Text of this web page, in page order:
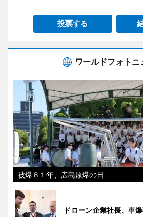
投票する
ワールドフォトニ
被爆８１年、広島原爆の日
ドローン企業社長、車